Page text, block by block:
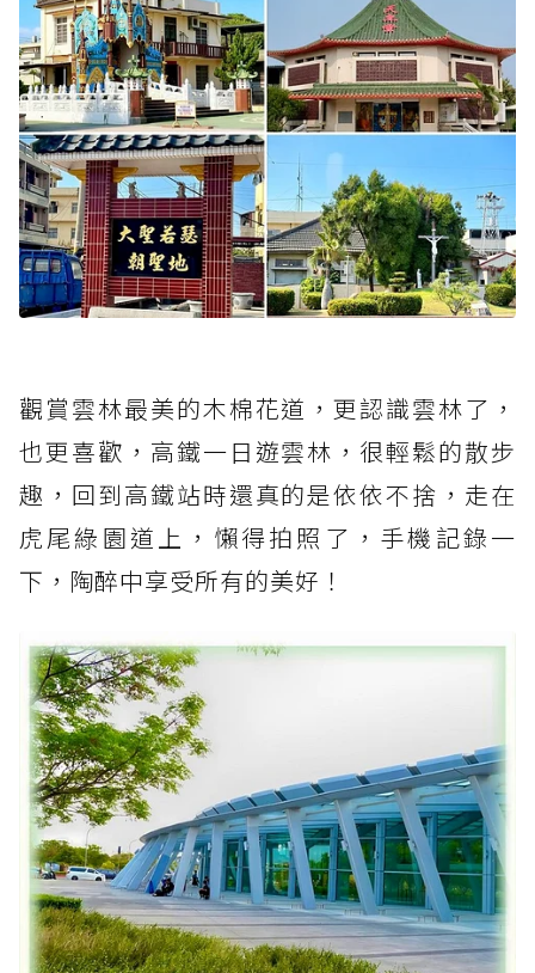
觀賞雲林最美的木棉花道，更認識雲林了，
也更喜歡，高鐵一日遊雲林，很輕鬆的散步
趣，回到高鐵站時還真的是依依不捨，走在
虎尾綠園道上，懶得拍照了，手機記錄一
下，陶醉中享受所有的美好！